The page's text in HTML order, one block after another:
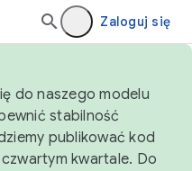
Zaloguj się
do naszego modelu
stabilność
publikować kod
kwartale. Do